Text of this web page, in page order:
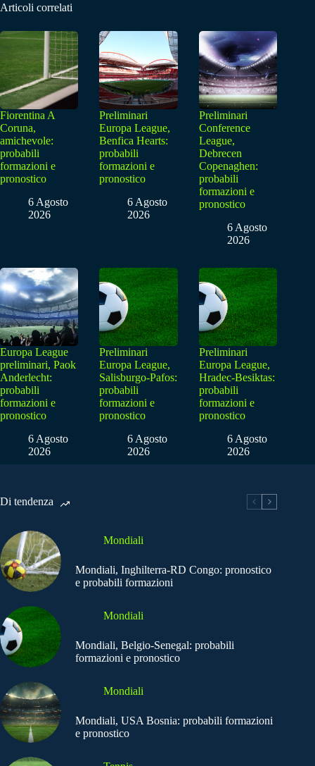
Articoli correlati
Fiorentina A
Coruna,
amichevole:
probabili
formazioni e
pronostico
6 Agosto
2026
Preliminari
Europa League,
Benfica Hearts:
probabili
formazioni e
pronostico
6 Agosto
2026
Preliminari
Conference
League,
Debrecen
Copenaghen:
probabili
formazioni e
pronostico
6 Agosto
2026
Europa League
preliminari, Paok
Anderlecht:
probabili
formazioni e
pronostico
6 Agosto
2026
Preliminari
Europa League,
Salisburgo-Pafos:
probabili
formazioni e
pronostico
6 Agosto
2026
Preliminari
Europa League,
Hradec-Besiktas:
probabili
formazioni e
pronostico
6 Agosto
2026
Di tendenza
Mondiali
Mondiali, Inghilterra-RD Congo: pronostico
e probabili formazioni
Mondiali
Mondiali, Belgio-Senegal: probabili
formazioni e pronostico
Mondiali
Mondiali, USA Bosnia: probabili formazioni
e pronostico